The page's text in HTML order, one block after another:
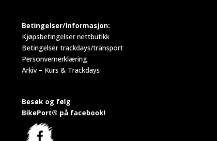
Betingelser/Informasjon:
Kjøpsbetingelser nettbutikk
Betingelser trackdays/transport
Personvernerklæring
Arkiv – Kurs & Trackdays
Besøk og følg
BikePort® på facebook!